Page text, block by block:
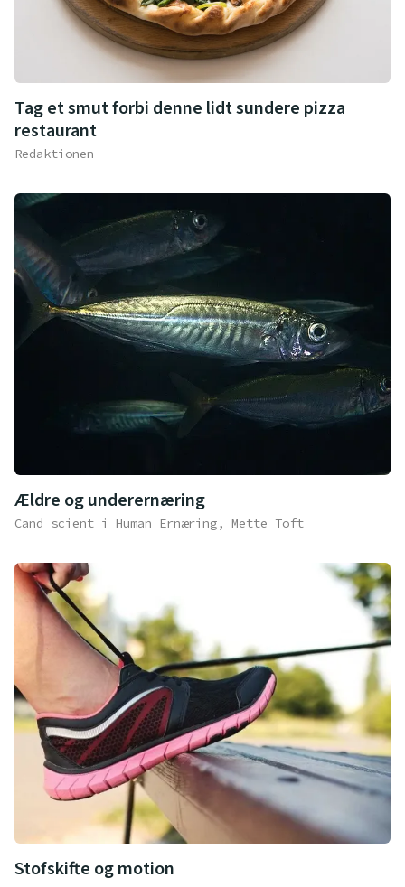
Tag et smut forbi denne lidt sundere pizza
restaurant
Redaktionen
Ældre og underernæring
Cand scient i Human Ernæring, Mette Toft
Stofskifte og motion